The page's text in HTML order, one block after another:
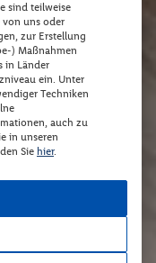
sind teilweise
uns oder
zur Erstellung
) Maßnahmen
in Länder
ein. Unter
Techniken
auch zu
in unseren
Sie hier.